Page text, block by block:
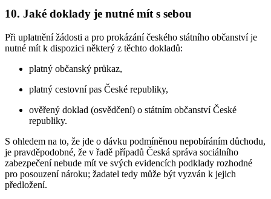
10. Jaké doklady je nutné mít s sebou
Při uplatnění žádosti a pro prokázání českého státního občanství je
nutné mít k dispozici některý z těchto dokladů:
platný občanský průkaz,
platný cestovní pas České republiky,
ověřený doklad (osvědčení) o státním občanství České
republiky.
S ohledem na to, že jde o dávku podmíněnou nepobíráním důchodu,
je pravděpodobné, že v řadě případů Česká správa sociálního
zabezpečení nebude mít ve svých evidencích podklady rozhodné
pro posouzení nároku; žadatel tedy může být vyzván k jejich
předložení.